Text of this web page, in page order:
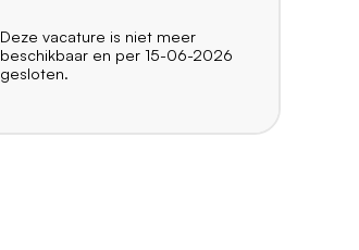
Deze vacature is niet meer
beschikbaar en per 15-06-2026
gesloten.